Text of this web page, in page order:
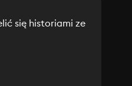
się historiami ze